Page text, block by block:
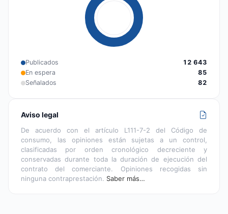
Publicados
12 643
En espera
85
Señalados
82
Aviso legal
De acuerdo con el artículo L111-7-2 del Código de
consumo, las opiniones están sujetas a un control,
clasificadas por orden cronológico decreciente y
conservadas durante toda la duración de ejecución del
contrato del comerciante. Opiniones recogidas sin
ninguna contraprestación. Saber más…